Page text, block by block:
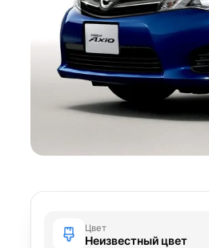
Цвет
Неизвестный цвет